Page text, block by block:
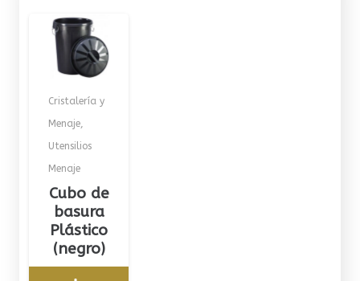
Cristalería y
Menaje,
Utensilios
Menaje
Cubo de
basura
Plástico
(negro)